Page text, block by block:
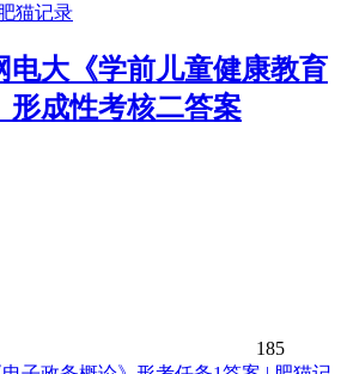
电大《学前儿童健康教育
形成性考核二答案
185